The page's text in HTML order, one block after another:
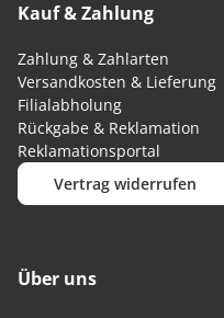
Kauf & Zahlung
Zahlung & Zahlarten
Versandkosten & Lieferung
Filialabholung
Rückgabe & Reklamation
Reklamationsportal
Vertrag widerrufen
Über uns